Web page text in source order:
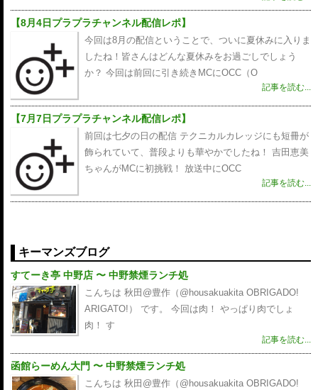
【8月4日プラプラチャンネル配信レポ】
今回は8月の配信ということで、ついに夏休みに入りま
したね！皆さんはどんな夏休みをお過ごしでしょう
か？ 今回は前回に引き続きMCにOCC（O
記事を読む...
【7月7日プラプラチャンネル配信レポ】
前回は七夕の日の配信 テクニカルカレッジにも短冊が
飾られていて、普段よりも華やかでしたね！ 吉田恵美
ちゃんがMCに初挑戦！ 放送中にOCC
記事を読む...
キーマンズブログ
すてーき亭 中野店 〜 中野禁煙ランチ処
こんちは 秋田@豊作（@housakuakita‎ OBRIGADO!
ARIGATO!） です。 今回は肉！ やっぱり肉でしょ
肉！ す
記事を読む...
函館らーめん大門 〜 中野禁煙ランチ処
こんちは 秋田@豊作（@housakuakita‎ OBRIGADO!